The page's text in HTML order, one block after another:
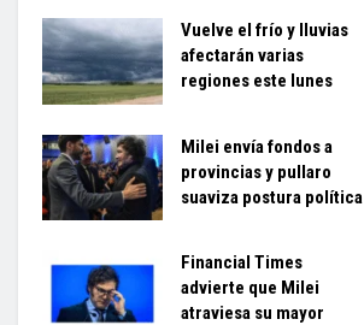
Vuelve el frío y lluvias
afectarán varias
regiones este lunes
Milei envía fondos a
provincias y pullaro
suaviza postura política
Financial Times
advierte que Milei
atraviesa su mayor